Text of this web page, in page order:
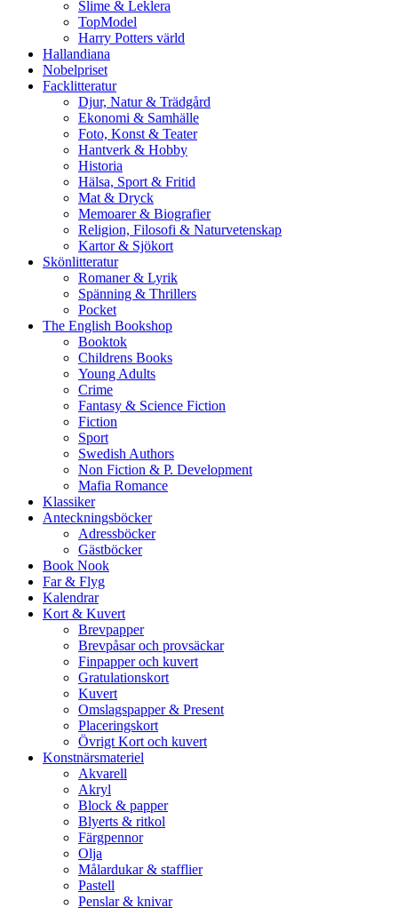
Slime & Leklera
TopModel
Harry Potters värld
Hallandiana
Nobelpriset
Facklitteratur
Djur, Natur & Trädgård
Ekonomi & Samhälle
Foto, Konst & Teater
Hantverk & Hobby
Historia
Hälsa, Sport & Fritid
Mat & Dryck
Memoarer & Biografier
Religion, Filosofi & Naturvetenskap
Kartor & Sjökort
Skönlitteratur
Romaner & Lyrik
Spänning & Thrillers
Pocket
The English Bookshop
Booktok
Childrens Books
Young Adults
Crime
Fantasy & Science Fiction
Fiction
Sport
Swedish Authors
Non Fiction & P. Development
Mafia Romance
Klassiker
Anteckningsböcker
Adressböcker
Gästböcker
Book Nook
Far & Flyg
Kalendrar
Kort & Kuvert
Brevpapper
Brevpåsar och provsäckar
Finpapper och kuvert
Gratulationskort
Kuvert
Omslagspapper & Present
Placeringskort
Övrigt Kort och kuvert
Konstnärsmateriel
Akvarell
Akryl
Block & papper
Blyerts & ritkol
Färgpennor
Olja
Målardukar & stafflier
Pastell
Penslar & knivar